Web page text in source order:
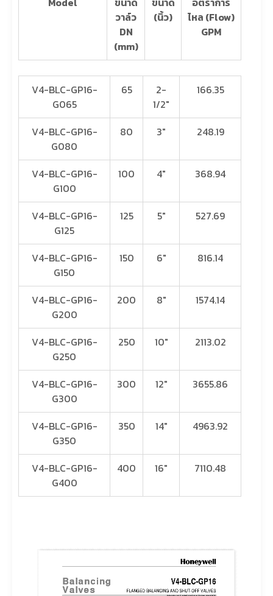
วาล์ว
DN
(mm)
(นิ้ว)
ไหล (Flow)
GPM
V4-BLC-GP16-
G065
65
2-
1/2″
166.35
V4-BLC-GP16-
G080
80 3″ 248.19
V4-BLC-GP16-
G100
100 4″ 368.94
V4-BLC-GP16-
G125
125 5″ 527.69
V4-BLC-GP16-
G150
150 6″ 816.14
V4-BLC-GP16-
G200
200 8″ 1574.14
V4-BLC-GP16-
G250
250 10″ 2113.02
V4-BLC-GP16-
G300
300 12″ 3655.86
V4-BLC-GP16-
G350
350 14″ 4963.92
V4-BLC-GP16-
G400
400 16″ 7110.48